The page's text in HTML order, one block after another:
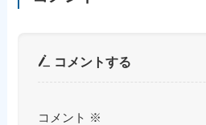
コメントする
コメント ※